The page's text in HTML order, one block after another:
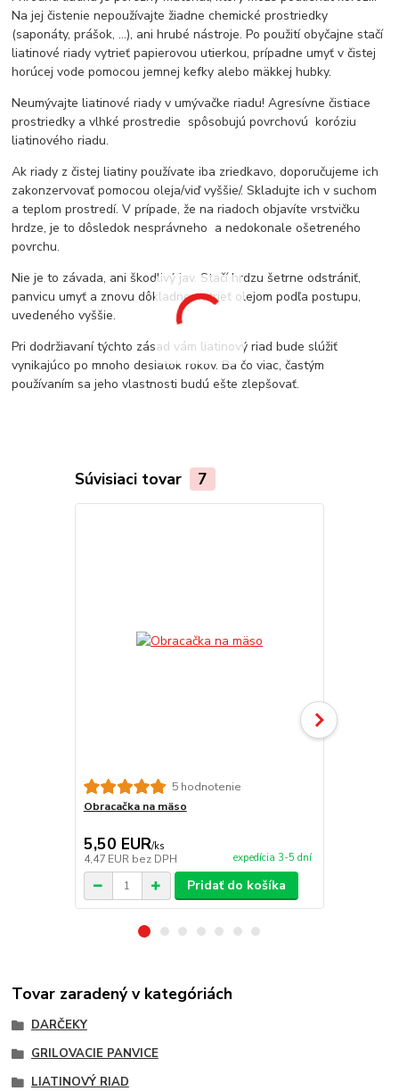
Na jej čistenie nepoužívajte žiadne chemické prostriedky
(saponáty, prášok, ...), ani hrubé nástroje. Po použití obyčajne stačí
liatinové riady vytrieť papierovou utierkou, prípadne umyť v čistej
horúcej vode pomocou jemnej kefky alebo mäkkej hubky.
Neumývajte liatinové riady v umývačke riadu! Agresívne čistiace
prostriedky a vlhké prostredie spôsobujú povrchovú koróziu
liatinového riadu.
Ak riady z čistej liatiny používate iba zriedkavo, doporučujeme ich
zakonzervovať pomocou oleja/viď vyššie/. Skladujte ich v suchom
a teplom prostredí. V prípade, že na riadoch objavíte vrstvičku
hrdze, je to dôsledok nesprávneho a nedokonale ošetreného
povrchu.
Nie je to závada, ani škodlivý jav. Stačí hrdzu šetrne odstrániť,
panvicu umyť a znovu dôkladne natrieť olejom podľa postupu,
uvedeného vyššie.
Pri dodržiavaní týchto zásad vám liatinový riad bude slúžiť
vynikajúco po mnoho desiatok rokov. Ba čo viac, častým
používaním sa jeho vlastnosti budú ešte zlepšovať.
Súvisiaci tovar 7
5 hodnotenie
Obracačka na mäso
5,50 EUR/ks
4,47 EUR bez DPH expedícia 3-5 dní
Pridať do košíka
Tovar zaradený v kategóriách
DARČEKY
GRILOVACIE PANVICE
LIATINOVÝ RIAD